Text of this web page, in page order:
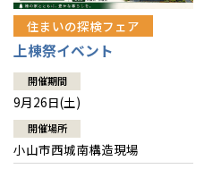
住まいの探検フェア
上棟祭イベント
開催期間
9月26日(土)
開催場所
小山市西城南構造現場